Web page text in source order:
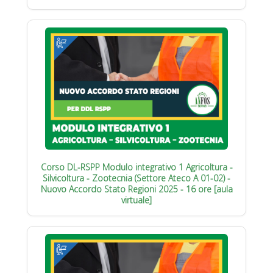
Corso DL-RSPP Modulo integrativo 1 Agricoltura -
Silvicoltura - Zootecnia (Settore Ateco A 01-02) -
Nuovo Accordo Stato Regioni 2025 - 16 ore [aula
virtuale]